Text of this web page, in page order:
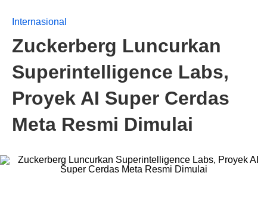
Internasional
Zuckerberg Luncurkan
Superintelligence Labs,
Proyek AI Super Cerdas
Meta Resmi Dimulai